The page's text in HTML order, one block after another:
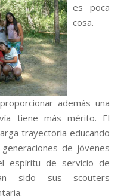
es poca
cosa.
además una
tiene más mérito. El
trayectoria educando
de jóvenes
espíritu de servicio de
sido sus scouters